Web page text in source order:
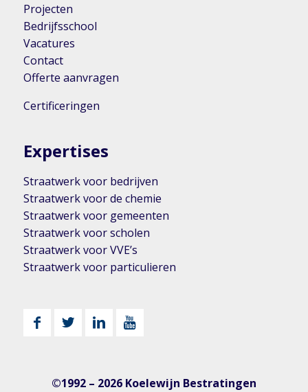
Projecten
Bedrijfsschool
Vacatures
Contact
Offerte aanvragen
Certificeringen
Expertises
Straatwerk voor bedrijven
Straatwerk voor de chemie
Straatwerk voor gemeenten
Straatwerk voor scholen
Straatwerk voor VVE’s
Straatwerk voor particulieren
©1992 – 2026 Koelewijn Bestratingen